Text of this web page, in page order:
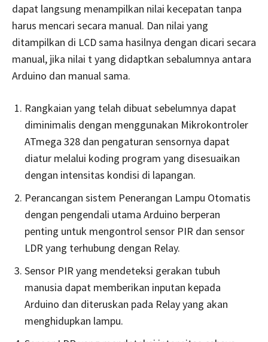
dapat langsung menampilkan nilai kecepatan tanpa
harus mencari secara manual. Dan nilai yang
ditampilkan di LCD sama hasilnya dengan dicari secara
manual, jika nilai t yang didaptkan sebalumnya antara
Arduino dan manual sama.
Rangkaian yang telah dibuat sebelumnya dapat
diminimalis dengan menggunakan Mikrokontroler
ATmega 328 dan pengaturan sensornya dapat
diatur melalui koding program yang disesuaikan
dengan intensitas kondisi di lapangan.
Perancangan sistem Penerangan Lampu Otomatis
dengan pengendali utama Arduino berperan
penting untuk mengontrol sensor PIR dan sensor
LDR yang terhubung dengan Relay.
Sensor PIR yang mendeteksi gerakan tubuh
manusia dapat memberikan inputan kepada
Arduino dan diteruskan pada Relay yang akan
menghidupkan lampu.